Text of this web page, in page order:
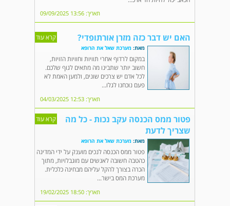
תאריך: 13:56 09/09/2025
קרא עוד האם יש דבר כזה מזרן אורתופדי?
מאת:מערכת שאל את הרופא
במקום לרדוף אחרי תוויות וחוויות הזויות,
חשוב יותר שתבינו מה מתאים לגוף שלכם.
לכל אדם יש צרכים שונים, ולמען האמת לא
פעם נוכחנו לגלו...
תאריך: 12:53 04/03/2025
קרא עוד
פטור ממס הכנסה עקב נכות - כל מה
שצריך לדעת
מאת:מערכת שאל את הרופא
פטור ממס הכנסה לנכים מוענק על ידי המדינה
כהטבה חשובה לאנשים עם מוגבלויות, מתוך
הכרה בצורך להקל עליהם מבחינה כלכלית.
מערכת המס בישר...
תאריך: 18:50 19/02/2025